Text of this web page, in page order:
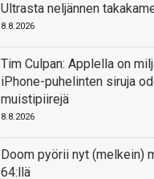
Ultrasta neljännen
8.8.2026
Tim Culpan: Applella on
iPhone-puhelinten siruja
muistipiirejä
8.8.2026
Doom pyörii nyt (melkein)
64:llä